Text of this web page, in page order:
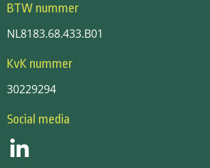
BTW nummer
NL8183.68.433.B01
KvK nummer
30229294
Social media